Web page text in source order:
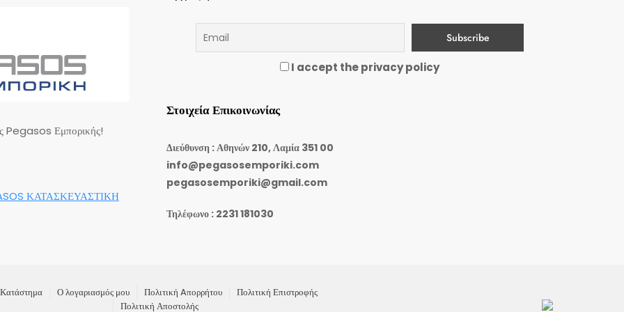
Pegasos Εμπορικής!
ΚΑΤΑΣΚΕΥΑΣΤΙΚΗ
I accept the privacy policy
Στοιχεία Επικοινωνίας
Διεύθυνση : Αθηνών 210, Λαμία 351 00
info@pegasosemporiki.com
pegasosemporiki@gmail.com
Τηλέφωνο : 2231 181030
Κατάστημα Ο λογαριασμός μου Πολιτική Aπορρήτου
Πολιτική Επιστροφής
Πολιτική Αποστολής